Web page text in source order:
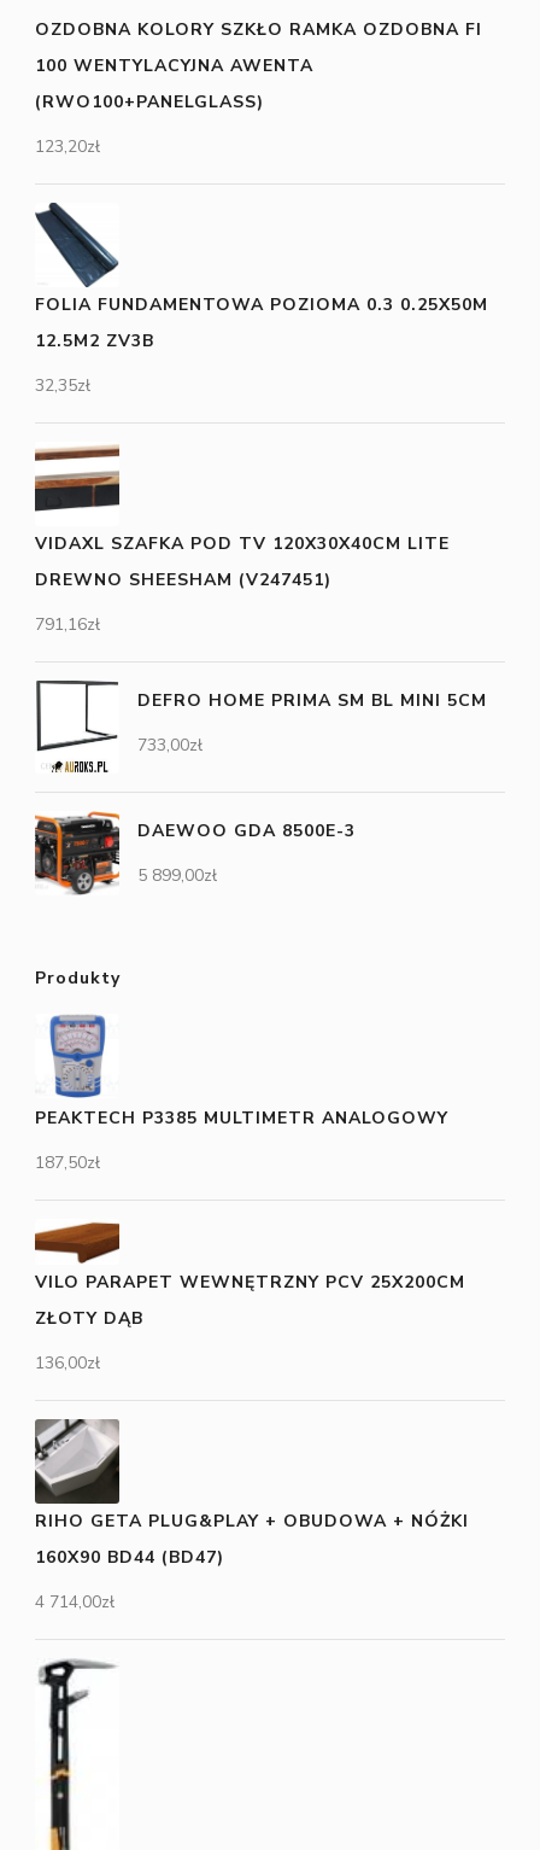
OZDOBNA KOLORY SZKŁO RAMKA OZDOBNA FI
100 WENTYLACYJNA AWENTA
(RWO100+PANELGLASS)
123,20zł
FOLIA FUNDAMENTOWA POZIOMA 0.3 0.25X50M
12.5M2 ZV3B
32,35zł
VIDAXL SZAFKA POD TV 120X30X40CM LITE
DREWNO SHEESHAM (V247451)
791,16zł
DEFRO HOME PRIMA SM BL MINI 5CM
733,00zł
DAEWOO GDA 8500E-3
5 899,00zł
Produkty
PEAKTECH P3385 MULTIMETR ANALOGOWY
187,50zł
VILO PARAPET WEWNĘTRZNY PCV 25X200CM
ZŁOTY DĄB
136,00zł
RIHO GETA PLUG&PLAY + OBUDOWA + NÓŻKI
160X90 BD44 (BD47)
4 714,00zł